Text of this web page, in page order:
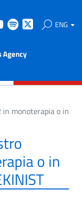
Youtube
Spotify ENG
Agency
in monoterapia o in
o in